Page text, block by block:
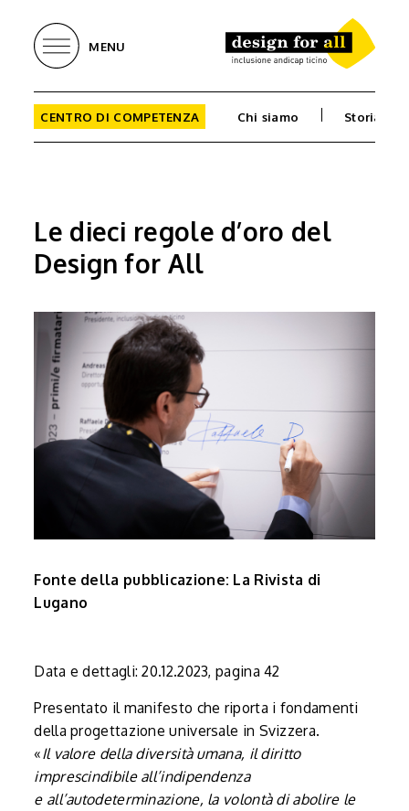
MENU
CENTRO DI COMPETENZA Chi siamo Storia
Le dieci regole d’oro del
Design for All
Fonte della pubblicazione: La Rivista di
Lugano
Data e dettagli: 20.12.2023, pagina 42
Presentato il manifesto che riporta i fondamenti
della progettazione universale in Svizzera.
«Il valore della diversità umana, il diritto
imprescindibile all’indipendenza
e all’autodeterminazione, la volontà di abolire le